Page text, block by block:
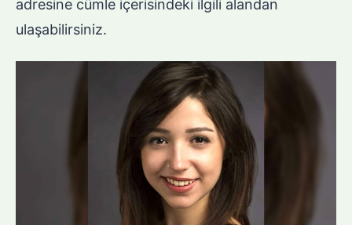
adresine cümle içerisindeki ilgili alandan
ulaşabilirsiniz.